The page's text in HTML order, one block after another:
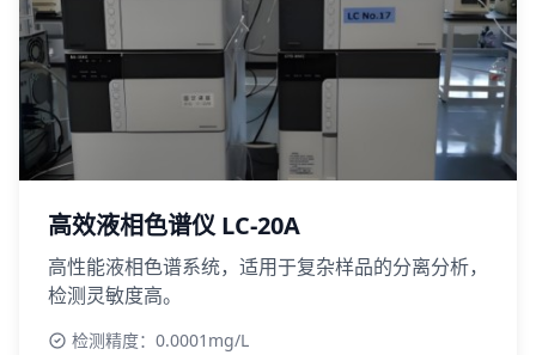
高效液相色谱仪 LC-20A
高性能液相色谱系统，适用于复杂样品的分离分析，
检测灵敏度高。
检测精度：0.0001mg/L